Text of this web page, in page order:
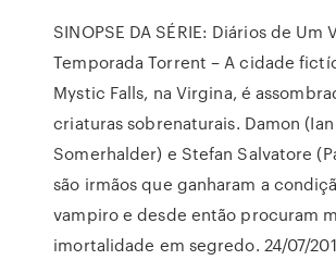
SINOPSE DA SÉRIE: Diários de Um
Temporada Torrent – A cidade
Mystic Falls, na Virgina, é
criaturas sobrenaturais. Damon (Ian
Somerhalder) e Stefan Salvatore
são irmãos que ganharam a
vampiro e desde então procuram
imortalidade em segredo. 24/07/